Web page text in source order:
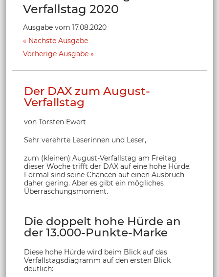
Verfallstag 2020
Ausgabe vom 17.08.2020
Nächste Ausgabe
Vorherige Ausgabe
Der DAX zum August-
Verfallstag
von Torsten Ewert
Sehr verehrte Leserinnen und Leser,
zum (kleinen) August-Verfallstag am Freitag
dieser Woche trifft der DAX auf eine hohe Hürde.
Formal sind seine Chancen auf einen Ausbruch
daher gering. Aber es gibt ein mögliches
Überraschungsmoment.
Die doppelt hohe Hürde an
der 13.000-Punkte-Marke
Diese hohe Hürde wird beim Blick auf das
Verfallstagsdiagramm auf den ersten Blick
deutlich: